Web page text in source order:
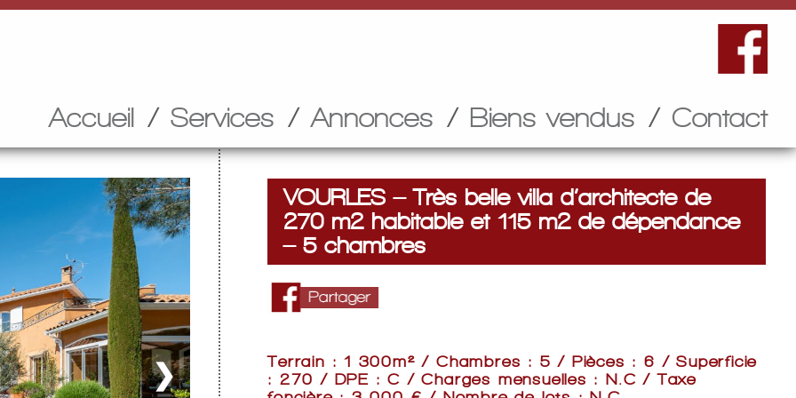
Accueil Services Annonces Biens vendus Contact
❯
VOURLES – Très belle villa d’architecte de
270 m2 habitable et 115 m2 de dépendance
– 5 chambres
Terrain : 1 300m² / Chambres : 5 / Pièces : 6 / Superficie
: 270 / DPE : C / Charges mensuelles : N.C / Taxe